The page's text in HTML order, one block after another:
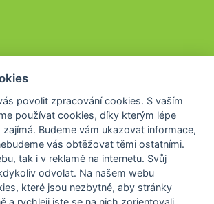
údaji
povolit zpracování cookies. S vaším
používat cookies, díky kterým lépe
zajímá. Budeme vám ukazovat informace,
vás obtěžovat těmi ostatními.
tak i v reklamě na internetu. Svůj
odvolat. Na našem webu
které jsou nezbytné, aby stránky
a rychleji jste se na nich zorientovali.